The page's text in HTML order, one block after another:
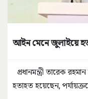
আইন মেনে জুলাইয়ে
প্রধানমন্ত্রী তারেক
হতাহত হয়েছেন,